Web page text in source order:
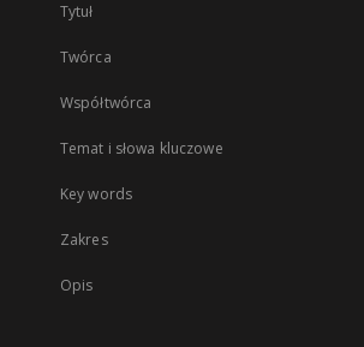
Tytuł
Twórca
Współtwórca
Temat i słowa kluczowe
Key words
Zakres
Opis